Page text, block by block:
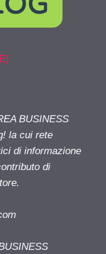
BUSINESS
la cui rete
di informazione
di